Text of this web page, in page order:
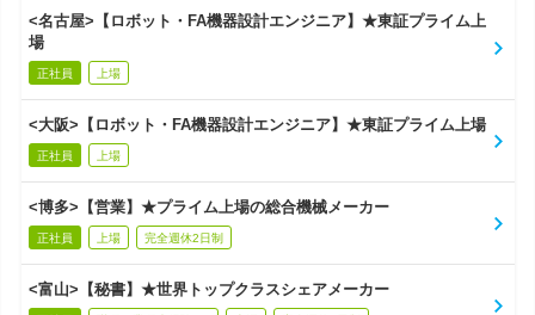
<名古屋>【ロボット・FA機器設計エンジニア】★東証プライム上
場
正社員 上場
<大阪>【ロボット・FA機器設計エンジニア】★東証プライム上場
正社員 上場
<博多>【営業】★プライム上場の総合機械メーカー
正社員 上場 完全週休2日制
<富山>【秘書】★世界トップクラスシェアメーカー